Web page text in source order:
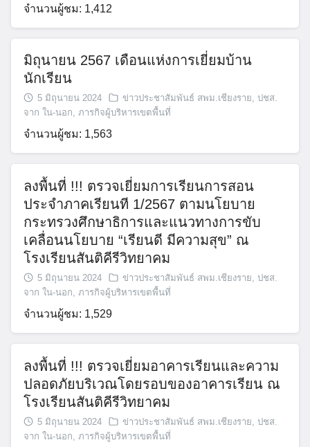
Search
for:
จำนวนผู้ชม: 1,412
มิถุนายน 2567 เดือนแห่งการเยี่ยมบ้าน
นักเรียน
5 มิถุนายน 2024 ข่าวประชาสัมพันธ์ สพม.เชียงราย, ปชส.
จาก ใน-นอก, ภารกิจผู้บริหารเขตพื้นที่
จำนวนผู้ชม: 1,563
ลงพื้นที่ !!! ตรวจเยี่ยมการเรียนการสอน
ประจำภาคเรียนที 1/2567 ตามนโยบาย
กระทรวงศึกษาธิการและแนวทางการขับ
เคลื่อนนโยบาย “เรียนดี มีความสุข” ณ
โรงเรียนสันติคีรีวิทยาคม
5 มิถุนายน 2024 ข่าวประชาสัมพันธ์ สพม.เชียงราย, ปชส.
จาก ใน-นอก, ภารกิจผู้บริหารเขตพื้นที่
จำนวนผู้ชม: 1,529
ลงพื้นที่ !!! ตรวจเยี่ยมอาคารเรียนและความ
ปลอดภัยบริเวณโดยรอบของอาคารเรียน ณ
โรงเรียนสันติคีรีวิทยาคม
5 มิถุนายน 2024 ข่าวประชาสัมพันธ์ สพม.เชียงราย ปชส.
จาก ใน-นอก ภารกิจผู้บริหารเขตพื้นที่